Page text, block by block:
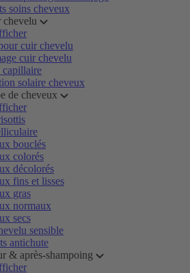
soins cheveux
chevelu
cuir chevelu
cuir chevelu
solaire cheveux
de cheveux
bouclés
colorés
décolorés
fins et lisses
gras
normaux
secs
sensible
antichute
& après-shampoing